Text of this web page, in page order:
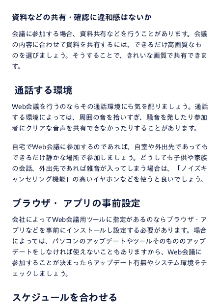
資料などの共有・確認に違和感はないか
会議に参加する場合、資料共有などを行うことがあります。会議
の内容に合わせて資料を共有するには、できるだけ高画質なも
のを選びましょう。そうすることで、きれいな画質で共有できま
す。
通話する環境
Web会議を行うのならその通話環境にも気を配りましょう。通話
する環境によっては、周囲の音を拾いすぎ、騒音を発したり参加
者にクリアな音声を共有できなかったりすることがあります。
自宅でWeb会議に参加するのであれば、自室や外出先であっても
できるだけ静かな場所で参加しましょう。どうしても子供や家族
の会話、外出先であれば雑音が入ってしまう場合は、「ノイズキ
ャンセリング機能」の高いイヤホンなどを使うと良いでしょう。
ブラウザ・ アプリの事前設定
会社によってWeb会議用ツールに指定があるのならブラウザ・ア
プリなどを事前にインストールし設定する必要があります。場合
によっては、パソコンのアップデートやツールそのもののアップ
デートをしなければ使えないこともありますから、Web会議に
参加することが決まったらアップデート有無やシステム環境をチ
ェックしましょう。
スケジュールを合わせる